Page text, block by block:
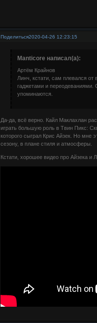
Поделиться2020-04-26 12:23:15
Manticore написал(а):
Артём Крайнов
Линч, кстати, сам плевался от
гаджетами и переодеваниями.
упоминаются.
Да-да, всё верно. Кайл Маклахлан
играть большую роль в Твин Пикс:
которого сыграл Крис Айзек. Но мне
сезону, в плане стиля и атмосферы.
Кстати, хорошее видео про Айзека и